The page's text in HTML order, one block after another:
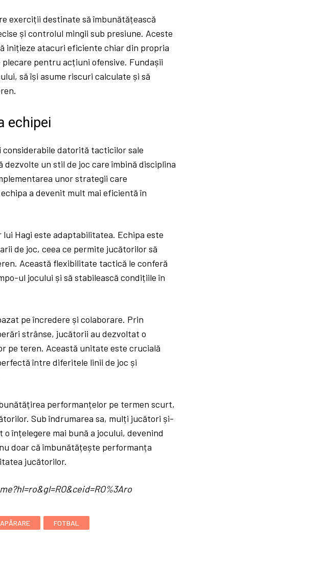
exerciții destinate să îmbunătățească
și controlul mingii sub presiune. Aceste
inițieze atacuri eficiente chiar din propria
pentru acțiuni ofensive. Fundașii
să își asume riscuri calculate și să
echipei
considerabile datorită tacticilor sale
un stil de joc care îmbină disciplina
unor strategii care
a devenit mult mai eficientă în
Hagi este adaptabilitatea. Echipa este
de joc, ceea ce permite jucătorilor să
Această flexibilitate tactică le conferă
ul jocului și să stabilească condițiile în
pe încredere și colaborare. Prin
strânse, jucătorii au dezvoltat o
pe teren. Această unitate este crucială
între diferitele linii de joc și
performanțelor pe termen scurt,
Sub îndrumarea sa, mulți jucători și-
înțelegere mai bună a jocului, devenind
doar că îmbunătățește performanța
jucătorilor.
APĂRARE FOTBAL